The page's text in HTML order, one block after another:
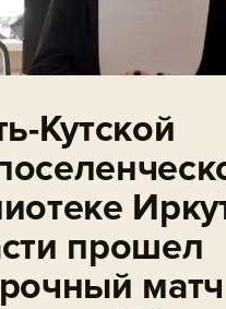
Кутской
прошел
матч